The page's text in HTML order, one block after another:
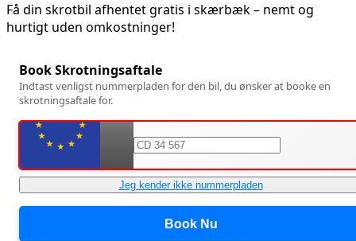
Få din skrotbil afhentet gratis i skærbæk– nemt og
hurtigt uden omkostninger!
Book Skrotningsaftale
Indtast venligst nummerpladen for den bil, du ønsker at booke en
skrotningsaftale for.
Jeg kender ikke nummerpladen
Book Nu